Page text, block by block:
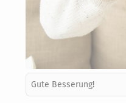
Gute Besserung!